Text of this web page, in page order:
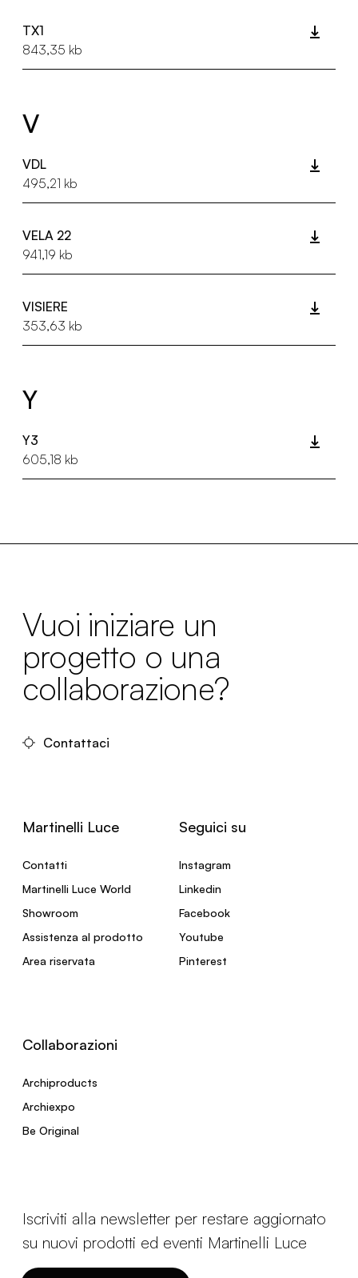
TX1
843,35 kb
V
VDL
495,21 kb
VELA 22
941,19 kb
VISIERE
353,63 kb
Y
Y3
605,18 kb
Vuoi iniziare un
progetto o una
collaborazione?
Contattaci
Martinelli Luce
Contatti
Martinelli Luce World
Showroom
Assistenza al prodotto
Area riservata
Seguici su
Instagram
Linkedin
Facebook
Youtube
Pinterest
Collaborazioni
Archiproducts
Archiexpo
Be Original
Iscriviti alla newsletter per restare aggiornato
su nuovi prodotti ed eventi Martinelli Luce